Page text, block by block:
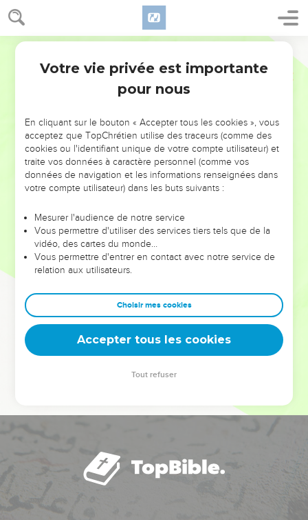
NE MANQUEZ PAS L’ÉVÉNEMENT
DE L’ANNÉE !
ET SI LEURS ERREURS POUVAIENT VOUS ÉVITER LES
VOTRES ?
leur foi ou leur vision. Mais on voit moins les doutes, les erreurs
et les saisons difficiles qu'ils ont traversés, alors même que ce
sont elles qui les ont façonnés.
Dans cette conférence, leaders, entrepreneurs, et responsables
clés pour avancer avec plus de sagesse afin que leurs erreurs
deviennent vos tremplins. Que vous guidiez un ministère, une
équipe, un groupe ou une famille, leur expérience est faite
Votre vie privée est importante
pour nous
En cliquant sur le bouton « Accepter tous les cookies », vous
acceptez que TopChrétien utilise des traceurs (comme des
cookies ou l'identifiant unique de votre compte utilisateur) et
traite vos données à caractère personnel (comme vos
données de navigation et les informations renseignées dans
votre compte utilisateur) dans les buts suivants :
Mesurer l'audience de notre service
Vous permettre d'utiliser des services tiers tels que de la
vidéo, des cartes du monde…
Vous permettre d'entrer en contact avec notre service de
relation aux utilisateurs.
Choisir mes cookies
Accepter tous les cookies
Tout refuser